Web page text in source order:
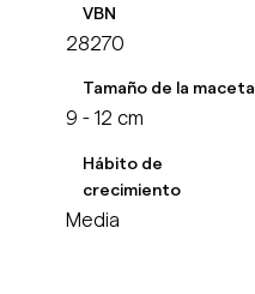
VBN
28270
Tamaño de la maceta
9 - 12 cm
Hábito de
crecimiento
Media